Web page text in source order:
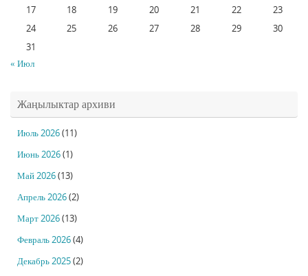
17
18 19 20 21 22
23
24
25 26 27 28 29
30
31
« Июл
Жаңылыктар архиви
Июль 2026(11)
Июнь 2026(1)
Май 2026(13)
Апрель 2026(2)
Март 2026(13)
Февраль 2026(4)
Декабрь 2025(2)